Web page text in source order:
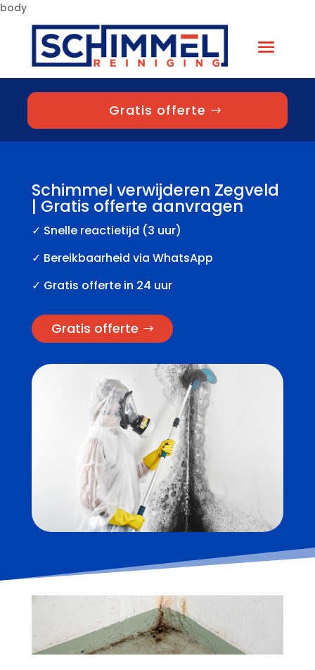
body
Gratis offerte
Schimmel verwijderen Zegveld
| Gratis offerte aanvragen
✓ Snelle reactietijd (3 uur)
✓ Bereikbaarheid via WhatsApp
✓ Gratis offerte in 24 uur
Gratis offerte